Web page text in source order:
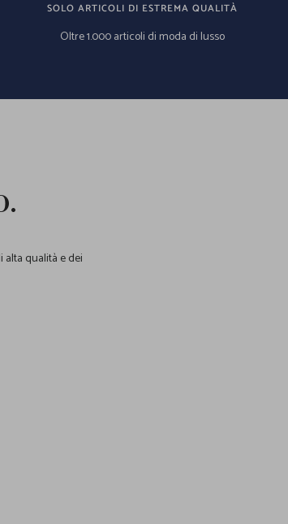
SOLO ARTICOLI DI ESTREMA QUALITÀ
Oltre 1.000 articoli di moda di lusso
alta qualità e dei